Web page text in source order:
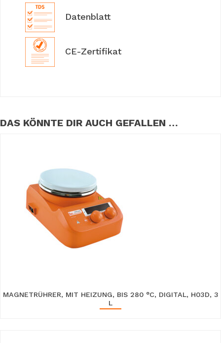
Datenblatt
CE-Zertifikat
DAS KÖNNTE DIR AUCH GEFALLEN …
MAGNETRÜHRER, MIT HEIZUNG, BIS 280 °C, DIGITAL, H03D, 3
L